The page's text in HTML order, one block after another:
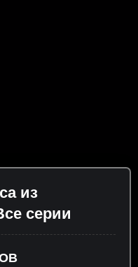
из
серии